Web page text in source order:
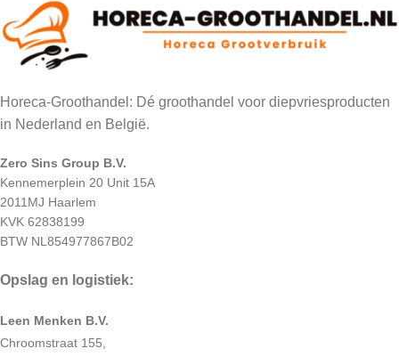
Horeca-Groothandel: Dé groothandel voor diepvriesproducten
in Nederland en België.
Zero Sins Group B.V.
Kennemerplein 20 Unit 15A
2011MJ Haarlem
KVK 62838199
BTW NL854977867B02
Opslag en logistiek:
Leen Menken B.V.
Chroomstraat 155,